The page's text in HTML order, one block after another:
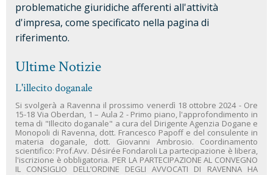
problematiche giuridiche afferenti all'attività
d'impresa, come specificato nella pagina di
riferimento.
Ultime Notizie
L'illecito doganale
Si svolgerà a Ravenna il prossimo venerdì 18 ottobre 2024 - Ore
15-18 Via Oberdan, 1 – Aula 2 - Primo piano, l'approfondimento in
tema di "Illecito doganale" a cura del Dirigente Agenzia Dogane e
Monopoli di Ravenna, dott. Francesco Papoff e del consulente in
materia doganale, dott. Giovanni Ambrosio. Coordinamento
scientifico: Prof.Avv. Désirée Fondaroli La partecipazione è libera,
l'iscrizione è obbligatoria. PER LA PARTECIPAZIONE AL CONVEGNO
IL CONSIGLIO DELL’ORDINE DEGLI AVVOCATI DI RAVENNA HA